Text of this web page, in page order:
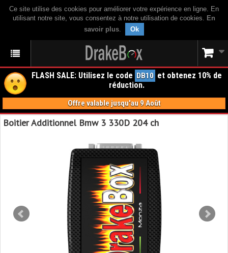
Ce site utilise des cookies pour améliorer votre expérience en ligne. En
utilisant notre site, vous consentez à notre utilisation de cookies. En
savoir plus. Ok
FLASH SALE: Utilisez le code DB10 et obtenez 10% de
réduction.
Offre valable jusqu'au 9 Août
Boitier Additionnel Bmw 3 330D 204 ch